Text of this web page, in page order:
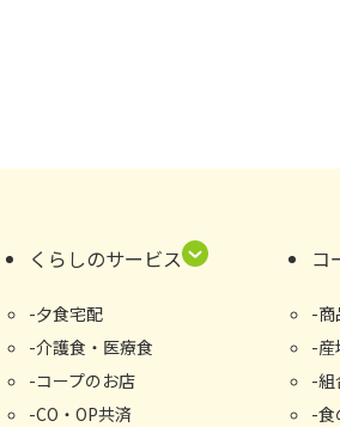
くらしのサービス
夕食宅配
介護食・医療食
コープのお店
CO・OP共済
コ
商
組
食